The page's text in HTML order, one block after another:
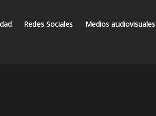
Redes Sociales Medios audiovisuales